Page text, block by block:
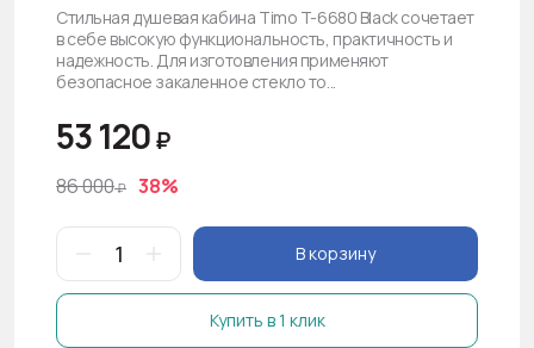
Стильная душевая кабина Timo T-6680 Black сочетает
в себе высокую функциональность, практичность и
надежность. Для изготовления применяют
безопасное закаленное стекло то...
53 120₽
86 000₽ 38%
В корзину
Купить в 1 клик